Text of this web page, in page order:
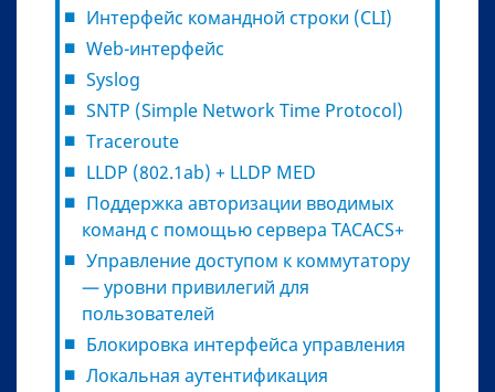
Интерфейс командной строки (CLI)
Web-интерфейс
Syslog
SNTP (Simple Network Time Protocol)
Traceroute
LLDP (802.1ab) + LLDP MED
Поддержка авторизации вводимых
команд с помощью сервера TACACS+
Управление доступом к коммутатору
— уровни привилегий для
пользователей
Блокировка интерфейса управления
Локальная аутентификация